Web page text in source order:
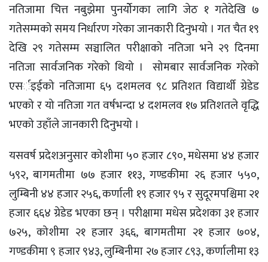
नतिजामा चित्त नबुझेमा पुनर्योेगका लागि जेठ १ गतेदेखि ७
गतेसम्मको समय निर्धारण गरेका जानकारी दिनुभयो । गत चैत १९
देखि २९ गतेसम्म सञ्चालित परीक्षाको नतिजा भने २९ दिनमा
नतिजा सार्वजनिक गरेको थियो । सोमबार सार्वजनिक गरेको
एसर्इईको नतिजामा ६५ दशमलव ९८ प्रतिशत विद्यार्थी ग्रेडेड
भएको र यो नतिजा गत वर्षभन्दा ४ दशमलव १७ प्रतिशतले वृद्धि
भएको उहाँले जानकारी दिनुभयो ।
यसवर्ष प्रदेशअनुसार कोशीमा ५० हजार ८९०, मधेसमा ४४ हजार
५९२, बागमतीमा ७७ हजार ११३, गण्डकीमा २६ हजार ५५०,
लुम्बिनी ४४ हजार २५६, कर्णाली १९ हजार ९५ र सुदूरमपश्चिमा २१
हजार ६६४ ग्रेडेड भएका छन् । परीक्षामा मधेस प्रदेशका ३१ हजार
७२५, कोशीमा २१ हजार ३६६, बागमतीमा २१ हजार ७०४,
गण्डकीमा ९ हजार ९४३, लुम्बिनीमा २७ हजार ८९३, कर्णालीमा १३